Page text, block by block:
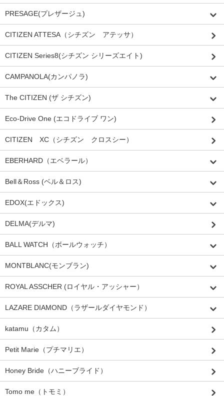
PRESAGE(プレザージュ)
CITIZEN ATTESA（シチズン アテッサ）
CITIZEN Series8(シチズン シリーズエイト)
CAMPANOLA(カンパノラ)
The CITIZEN (ザ シチズン)
Eco-Drive One (エコドライブ ワン)
CITIZEN XC（シチズン クロスシー）
EBERHARD（エベラール）
Bell＆Ross (ベル＆ロス)
EDOX(エドックス)
DELMA(デルマ)
BALL WATCH（ボールウォッチ）
MONTBLANC(モンブラン)
ROYAL ASSCHER (ロイヤル・アッシャー）
LAZARE DIAMOND（ラザールダイヤモンド）
katamu（カタム）
Petit Marie（プチマリエ）
Honey Bride（ハニーブライド）
Tomo me（トモミ）